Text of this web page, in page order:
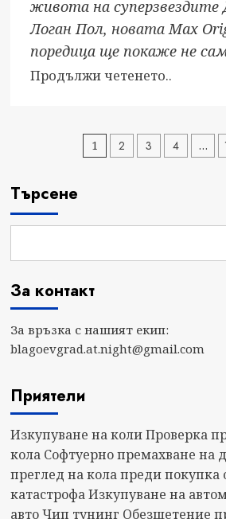
живота на
Логан Пол, новата Max
поредица ще покаже не
Продължи четенето..Read
Разделяне
страници
1 2 3 4 …
Търсене
За контакт
За връзка с нашият екип:
blagoevgrad.at.night@gmail.com
Приятели
Изкупуване на коли Проверка
кола Софтуерно премахване на
преглед на кола преди покупка
катастрофа Изкупуване на
авто Чип тунинг Обезщетение